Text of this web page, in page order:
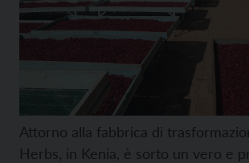
Attorno alla fabbrica di
Herbs, in Kenia, è sorto un vero e